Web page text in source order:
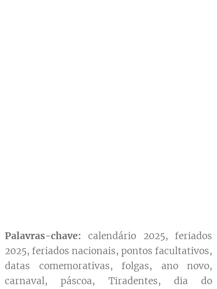
Palavras-chave: calendário 2025, feriados
2025, feriados nacionais, pontos facultativos,
datas comemorativas, folgas, ano novo,
carnaval, páscoa, Tiradentes, dia do